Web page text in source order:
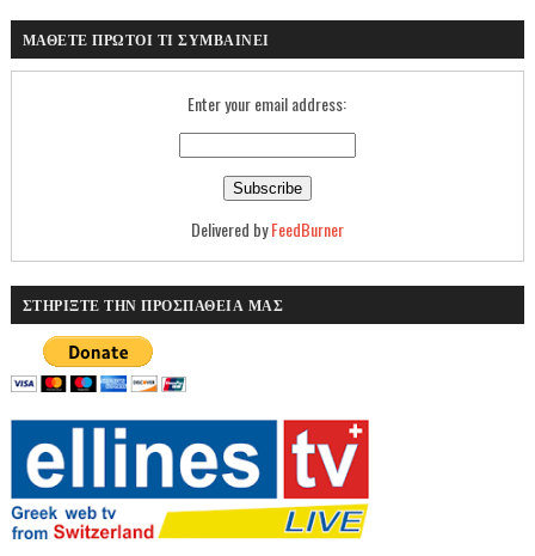
ΜΑΘΕΤΕ ΠΡΩΤΟΙ ΤΙ ΣΥΜΒΑΙΝΕΙ
Enter your email address:
Delivered byFeedBurner
ΣΤΗΡΙΞΤΕ ΤΗΝ ΠΡΟΣΠΑΘΕΙΑ ΜΑΣ